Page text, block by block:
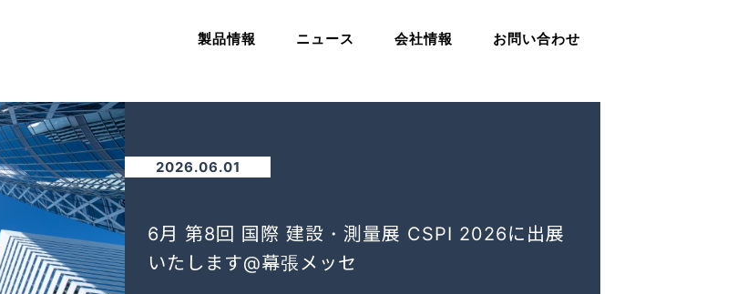
製品情報 ニュース 会社情報 お問い合わせ
6月 第8回 国際 建設・測量展 CSPI 2026に出展
いたします@幕張メッセ
2026.06.01